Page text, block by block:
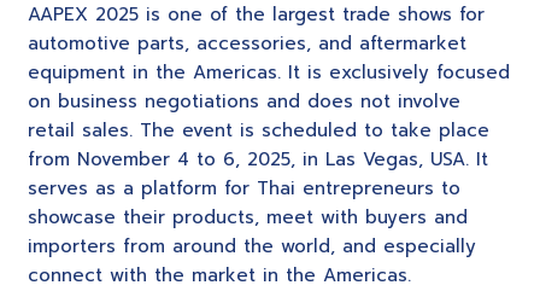
AAPEX 2025 is one of the largest trade shows for
automotive parts, accessories, and aftermarket
equipment in the Americas. It is exclusively focused
on business negotiations and does not involve
retail sales. The event is scheduled to take place
from November 4 to 6, 2025, in Las Vegas, USA. It
serves as a platform for Thai entrepreneurs to
showcase their products, meet with buyers and
importers from around the world, and especially
connect with the market in the Americas.